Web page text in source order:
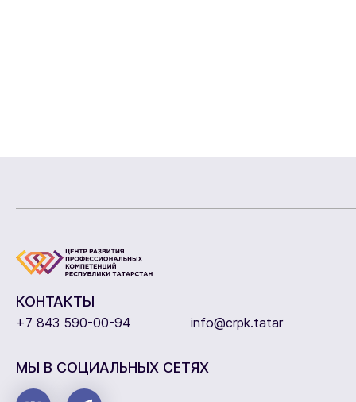
КОНТАКТЫ
+7 843 590-00-94 info@crpk.tatar
МЫ В СОЦИАЛЬНЫХ СЕТЯХ